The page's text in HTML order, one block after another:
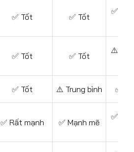
✅ Tốt ✅ Tốt
✅
✅ Tốt ✅ Tốt
⚠️
✅ Tốt ⚠️ Trung bình ✅
✅ Rất mạnh ✅ Mạnh mẽ
✅